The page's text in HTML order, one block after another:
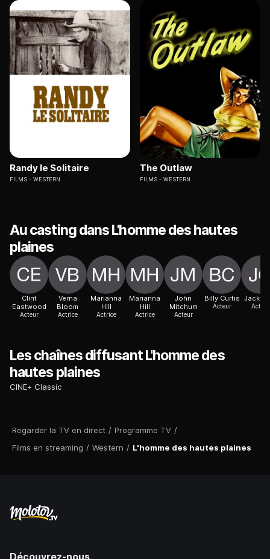
Regarder la TV en direct / Programme TV /
Films en streaming / Western / L'homme des hautes plaines
Randy le Solitaire
FILMS WESTERN
The Outlaw
FILMS WESTERN
Au casting dans L'homme des hautes
plaines
Clint
Eastwood
Acteur
Verna
Bloom
Actrice
Marianna
Hill
Actrice
Marianna
Hill
Actrice
John
Mitchum
Acteur
Billy Curtis
Acteur
Jack
Acteur
Les chaînes diffusant L'homme des
hautes plaines
CINE+ Classic